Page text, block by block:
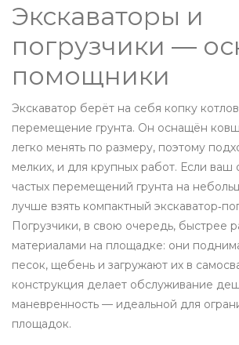
Экскаваторы и
погрузчики —
помощники
Экскаватор берёт на себя копку
перемещение грунта. Он оснащён
легко менять по размеру, поэтому
мелких, и для крупных работ. Если ваш
частых перемещений грунта на
лучше взять компактный
Погрузчики, в свою очередь, быстрее
материалами на площадке: они
песок, щебень и загружают их в
конструкция делает обслуживание
маневренность — идеальной для
площадок.